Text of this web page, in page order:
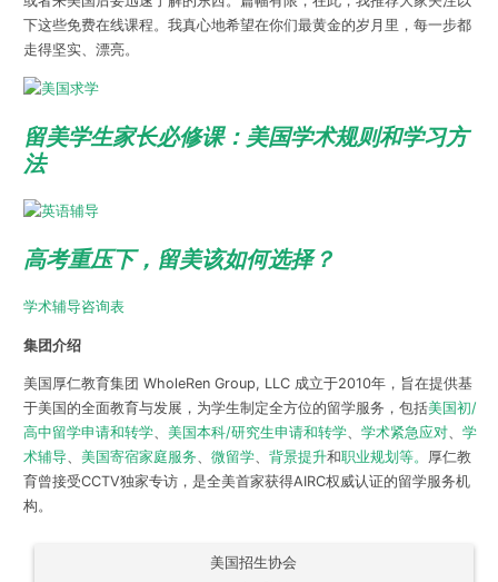
下这些免费在线课程。我真心地希望在你们最黄金的岁月里，每一步都
走得坚实、漂亮。
留美学生家长必修课：美国学术规则和学习方
法
高考重压下，留美该如何选择？
学术辅导咨询表
集团介绍
美国厚仁教育集团 WholeRen Group, LLC 成立于2010年，旨在提供基
于美国的全面教育与发展，为学生制定全方位的留学服务，包括美国初/
高中留学申请和转学、 美国本科/研究生申请和转学、 学术紧急应对、 学
术辅导、 美国寄宿家庭服务、 微留学、 背景提升和职业规划等。 厚仁教
育曾接受CCTV独家专访，是全美首家获得AIRC权威认证的留学服务机
构。
美国招生协会